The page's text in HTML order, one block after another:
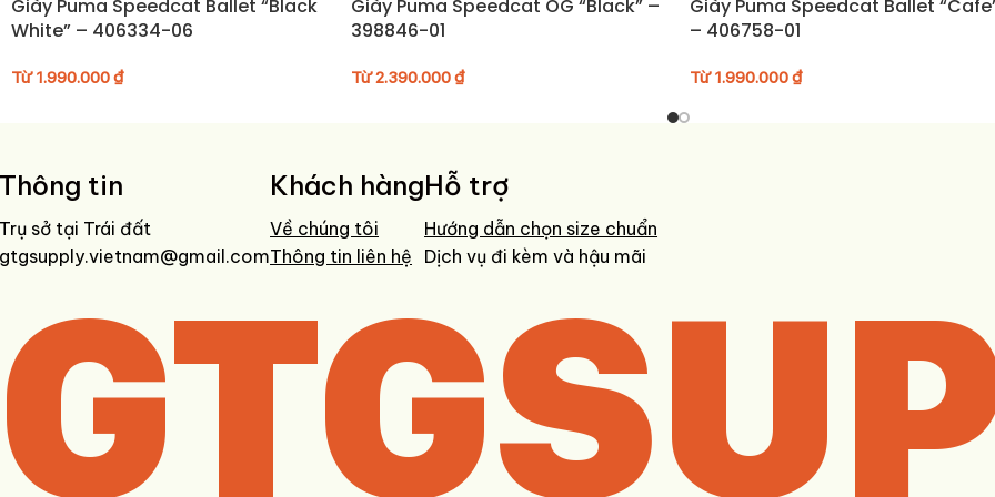
Giày Puma Speedcat Ballet “Black
White” – 406334-06
Từ1.990.000₫
Giày Puma Speedcat OG “Black” –
398846-01
Từ2.390.000₫
Giày Puma Speedcat Ballet “Cafe”
– 406758-01
Từ1.990.000₫
Thông tin
Trụ sở tại Trái đất
gtgsupply.vietnam@gmail.com
Khách hàng
Về chúng tôi
Thông tin liên hệ
Hỗ trợ
Hướng dẫn chọn size chuẩn
Dịch vụ đi kèm và hậu mãi